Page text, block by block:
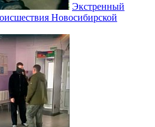
Экстренный
Новосибирской